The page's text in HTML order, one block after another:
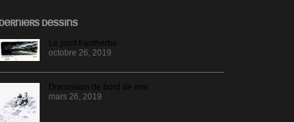
DERNIERS DESSINS
Le pont Faidherbe
octobre 26, 2019
Discussion de bord de mer
mars 26, 2019